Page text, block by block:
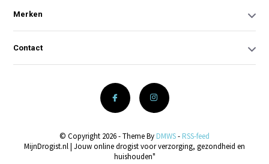
Merken
Contact
© Copyright 2026 - Theme By DMWS- RSS-feed
MijnDrogist.nl | Jouw online drogist voor verzorging, gezondheid en
huishouden"